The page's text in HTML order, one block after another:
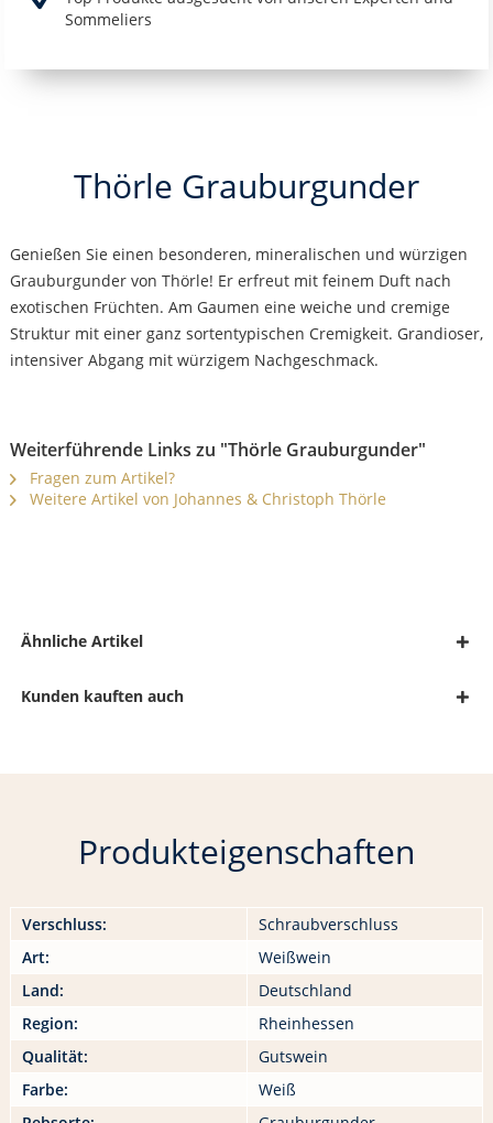
Sommeliers
Thörle Grauburgunder
Genießen Sie einen besonderen, mineralischen und würzigen
Grauburgunder von Thörle! Er erfreut mit feinem Duft nach
exotischen Früchten. Am Gaumen eine weiche und cremige
Struktur mit einer ganz sortentypischen Cremigkeit. Grandioser,
intensiver Abgang mit würzigem Nachgeschmack.
Weiterführende Links zu "Thörle Grauburgunder"
Fragen zum Artikel?
Weitere Artikel von Johannes & Christoph Thörle
Ähnliche Artikel
Kunden kauften auch
Produkteigenschaften
Verschluss:
Schraubverschluss
Art:
Weißwein
Land:
Deutschland
Region:
Rheinhessen
Qualität:
Gutswein
Farbe:
Weiß